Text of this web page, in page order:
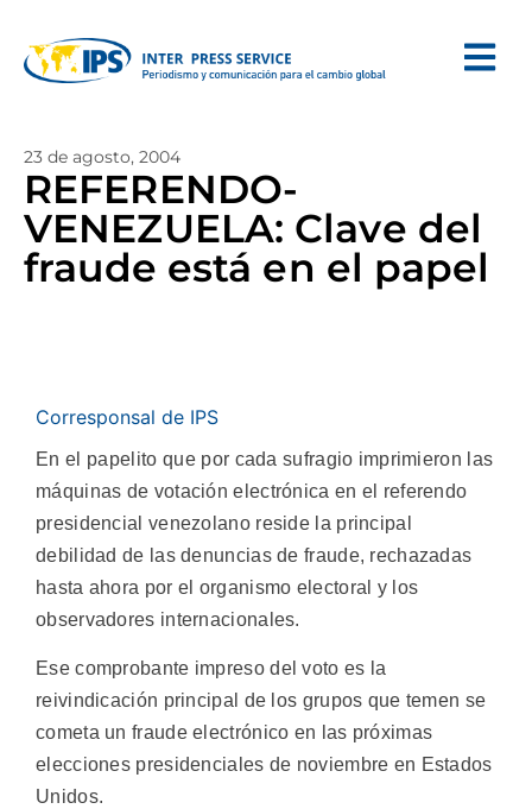
23 de agosto, 2004
REFERENDO-
VENEZUELA: Clave del
fraude está en el papel
Corresponsal de IPS
En el papelito que por cada sufragio imprimieron las
máquinas de votación electrónica en el referendo
presidencial venezolano reside la principal
debilidad de las denuncias de fraude, rechazadas
hasta ahora por el organismo electoral y los
observadores internacionales.
Ese comprobante impreso del voto es la
reivindicación principal de los grupos que temen se
cometa un fraude electrónico en las próximas
elecciones presidenciales de noviembre en Estados
Unidos.